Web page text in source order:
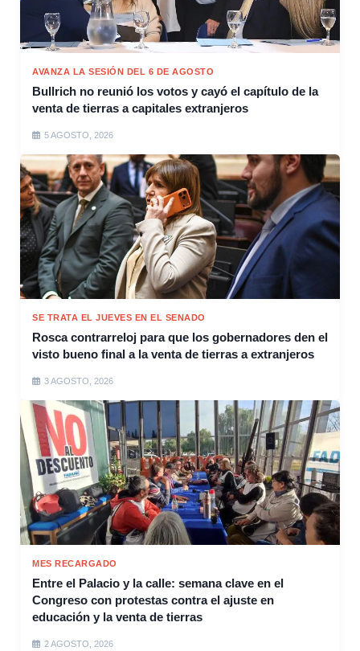
AVANZA LA SESIÓN DEL 6 DE AGOSTO
Bullrich no reunió los votos y cayó el capítulo de la
venta de tierras a capitales extranjeros
5 AGOSTO, 2026
SE TRATA EL JUEVES EN EL SENADO
Rosca contrarreloj para que los gobernadores den el
visto bueno final a la venta de tierras a extranjeros
3 AGOSTO, 2026
MES RECARGADO
Entre el Palacio y la calle: semana clave en el
Congreso con protestas contra el ajuste en
educación y la venta de tierras
2 AGOSTO, 2026